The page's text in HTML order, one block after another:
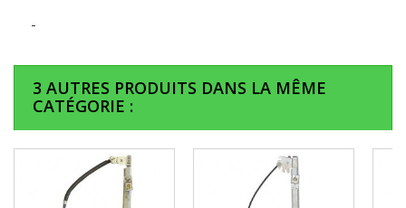
3 AUTRES PRODUITS DANS LA MÊME
CATÉGORIE :